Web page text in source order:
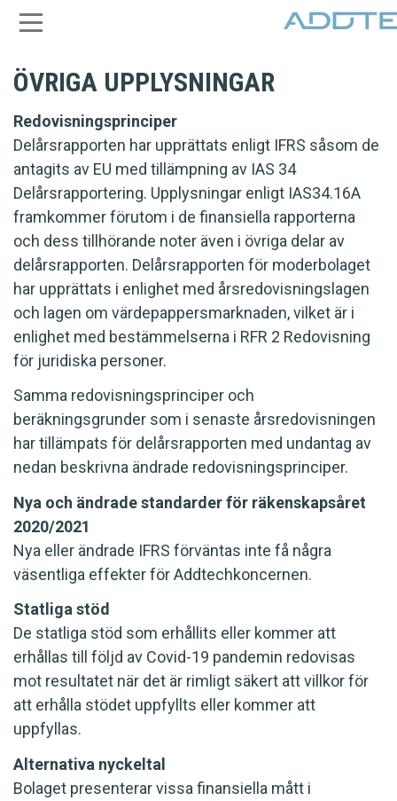
ÖVRIGA UPPLYSNINGAR
Redovisningsprinciper
Delårsrapporten har upprättats enligt IFRS såsom de
antagits av EU med tillämpning av IAS 34
Delårsrapportering. Upplysningar enligt IAS34.16A
framkommer förutom i de finansiella rapporterna
och dess tillhörande noter även i övriga delar av
delårsrapporten. Delårsrapporten för moderbolaget
har upprättats i enlighet med årsredovisningslagen
och lagen om värdepappersmarknaden, vilket är i
enlighet med bestämmelserna i RFR 2 Redovisning
för juridiska personer.
Samma redovisningsprinciper och
beräkningsgrunder som i senaste årsredovisningen
har tillämpats för delårsrapporten med undantag av
nedan beskrivna ändrade redovisningsprinciper.
Nya och ändrade standarder för räkenskapsåret
2020/2021
Nya eller ändrade IFRS förväntas inte få några
väsentliga effekter för Addtechkoncernen.
Statliga stöd
De statliga stöd som erhållits eller kommer att
erhållas till följd av Covid-19 pandemin redovisas
mot resultatet när det är rimligt säkert att villkor för
att erhålla stödet uppfyllts eller kommer att
uppfyllas.
Alternativa nyckeltal
Bolaget presenterar vissa finansiella mått i